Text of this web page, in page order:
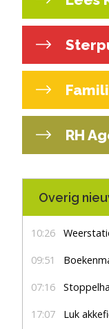
RH
Overig
10:26
09:51 Boekenmarkt
07:16
17:07 Luk